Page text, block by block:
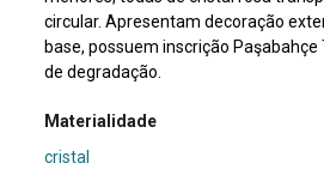
circular. Apresentam decoração
base, possuem inscrição Paşabahçe
de degradação.
Materialidade
cristal